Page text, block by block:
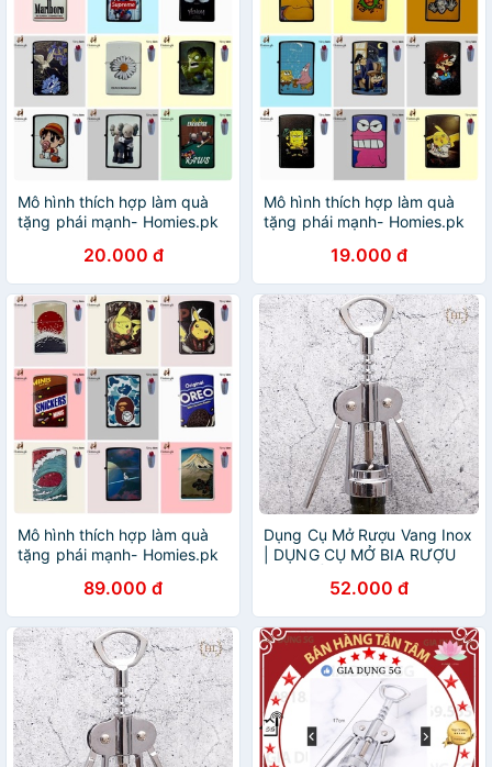
Mô hình thích hợp làm quà
tặng phái mạnh- Homies.pk
20.000 đ
Mô hình thích hợp làm quà
tặng phái mạnh- Homies.pk
19.000 đ
Mô hình thích hợp làm quà
tặng phái mạnh- Homies.pk
89.000 đ
Dụng Cụ Mở Rượu Vang Inox
| DỤNG CỤ MỞ BIA RƯỢU
52.000 đ